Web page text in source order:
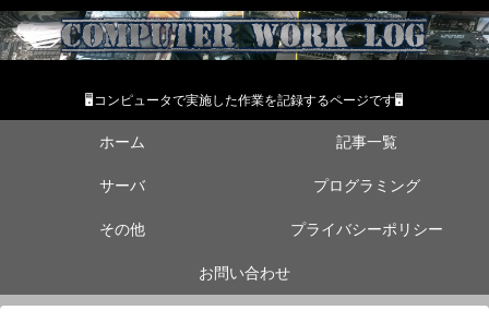
🖥コンピュータで実施した作業を記録するページです🖥
ホーム 記事一覧
サーバ プログラミング
その他 プライバシーポリシー
お問い合わせ